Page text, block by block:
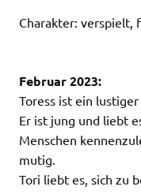
Charakter: verspielt,
Februar 2023:
Toress ist ein
Er ist jung und liebt
Menschen
mutig.
Tori liebt es, sich zu